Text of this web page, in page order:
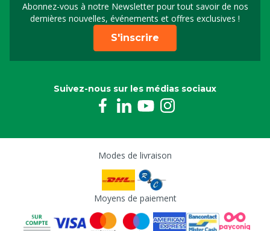
Abonnez-vous à notre Newsletter pour tout savoir de nos
dernières nouvelles, événements et offres exclusives !
Inscrivez-vous à notre
S'inscrire
Suivez-nous sur les médias sociaux
Modes de livraison
Moyens de paiement